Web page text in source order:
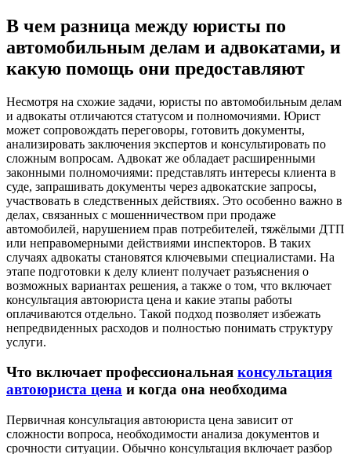
В чем разница между юристы по
автомобильным делам и адвокатами, и
какую помощь они предоставляют
Несмотря на схожие задачи, юристы по автомобильным делам
и адвокаты отличаются статусом и полномочиями. Юрист
может сопровождать переговоры, готовить документы,
анализировать заключения экспертов и консультировать по
сложным вопросам. Адвокат же обладает расширенными
законными полномочиями: представлять интересы клиента в
суде, запрашивать документы через адвокатские запросы,
участвовать в следственных действиях. Это особенно важно в
делах, связанных с мошенничеством при продаже
автомобилей, нарушением прав потребителей, тяжёлыми ДТП
или неправомерными действиями инспекторов. В таких
случаях адвокаты становятся ключевыми специалистами. На
этапе подготовки к делу клиент получает разъяснения о
возможных вариантах решения, а также о том, что включает
консультация автоюриста цена и какие этапы работы
оплачиваются отдельно. Такой подход позволяет избежать
непредвиденных расходов и полностью понимать структуру
услуги.
Что включает профессиональная консультация
автоюриста цена и когда она необходима
Первичная консультация автоюриста цена зависит от
сложности вопроса, необходимости анализа документов и
срочности ситуации. Обычно консультация включает разбор